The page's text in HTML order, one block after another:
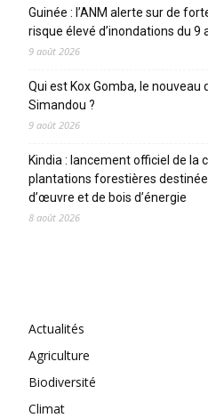
Guinée : l’ANM alerte sur de
risque élevé d’inondations du 9
9 août 2026
Qui est Kox Gomba, le
Simandou ?
9 août 2026
Kindia : lancement officiel de la
plantations forestières
d’œuvre et de bois d’énergie
8 août 2026
Actualités
Agriculture
Biodiversité
Climat